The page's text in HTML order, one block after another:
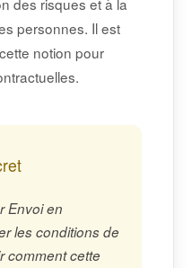
personnes. Il est
notion pour
Envoi en
les conditions de
comment cette